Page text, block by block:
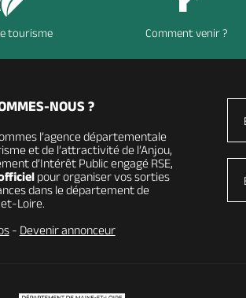
tourisme Comment venir ?
NOUS ?
l’agence départementale
et de l’attractivité de l’Anjou,
d’Intérêt Public engagé RSE,
pour organiser vos sorties
dans le département de
Loire.
- Devenir annonceur